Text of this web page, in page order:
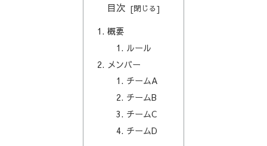
目次
概要
ルール
メンバー
チームA
チームB
チームC
チームD